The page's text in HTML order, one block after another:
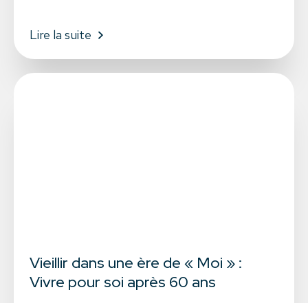
Lire la suite
Vieillir dans une ère de « Moi » :
Vivre pour soi après 60 ans